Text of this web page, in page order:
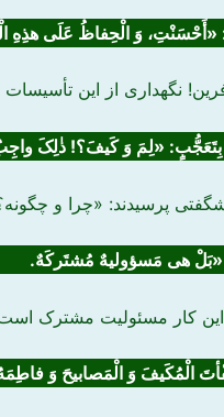
«أَحْسَنْتِ، وَ الْحِفاظُ عَلَی
نگهداری از این
بِتَعَجُّبٍ: «لِمَ وَ کَیفَ؟! ذٰلِکَ
شگفتی پرسیدند: «چرا و
هی مَسؤولیهٌ مُشتَرکَهٌ.
کار مسئولیت مشترک
الْمُکَیفَ وَ الْمَصابیحَ وَ فاطِمَهُ